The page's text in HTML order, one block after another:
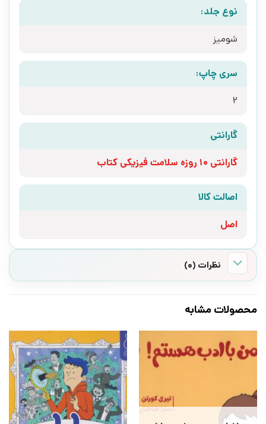
نوع جلد:
شومیز
سری چاپ:
2
گارانتی
گارانتی 10 روزه سلامت فیزیکی کتاب
اصالت کالا
اصل
نظرات (0)
محصولات مشابه